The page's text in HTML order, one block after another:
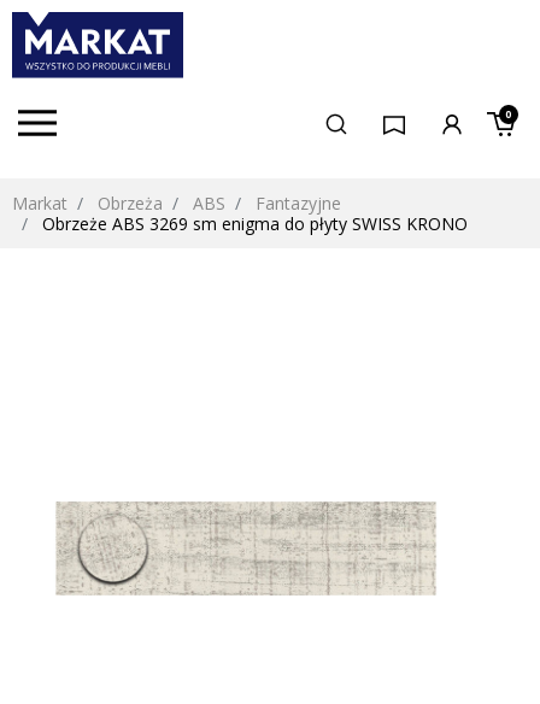
0
Markat Obrzeża ABS
Fantazyjne
Obrzeże ABS 3269 sm enigma do płyty SWISS KRONO